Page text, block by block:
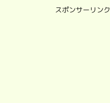
スポンサーリンク